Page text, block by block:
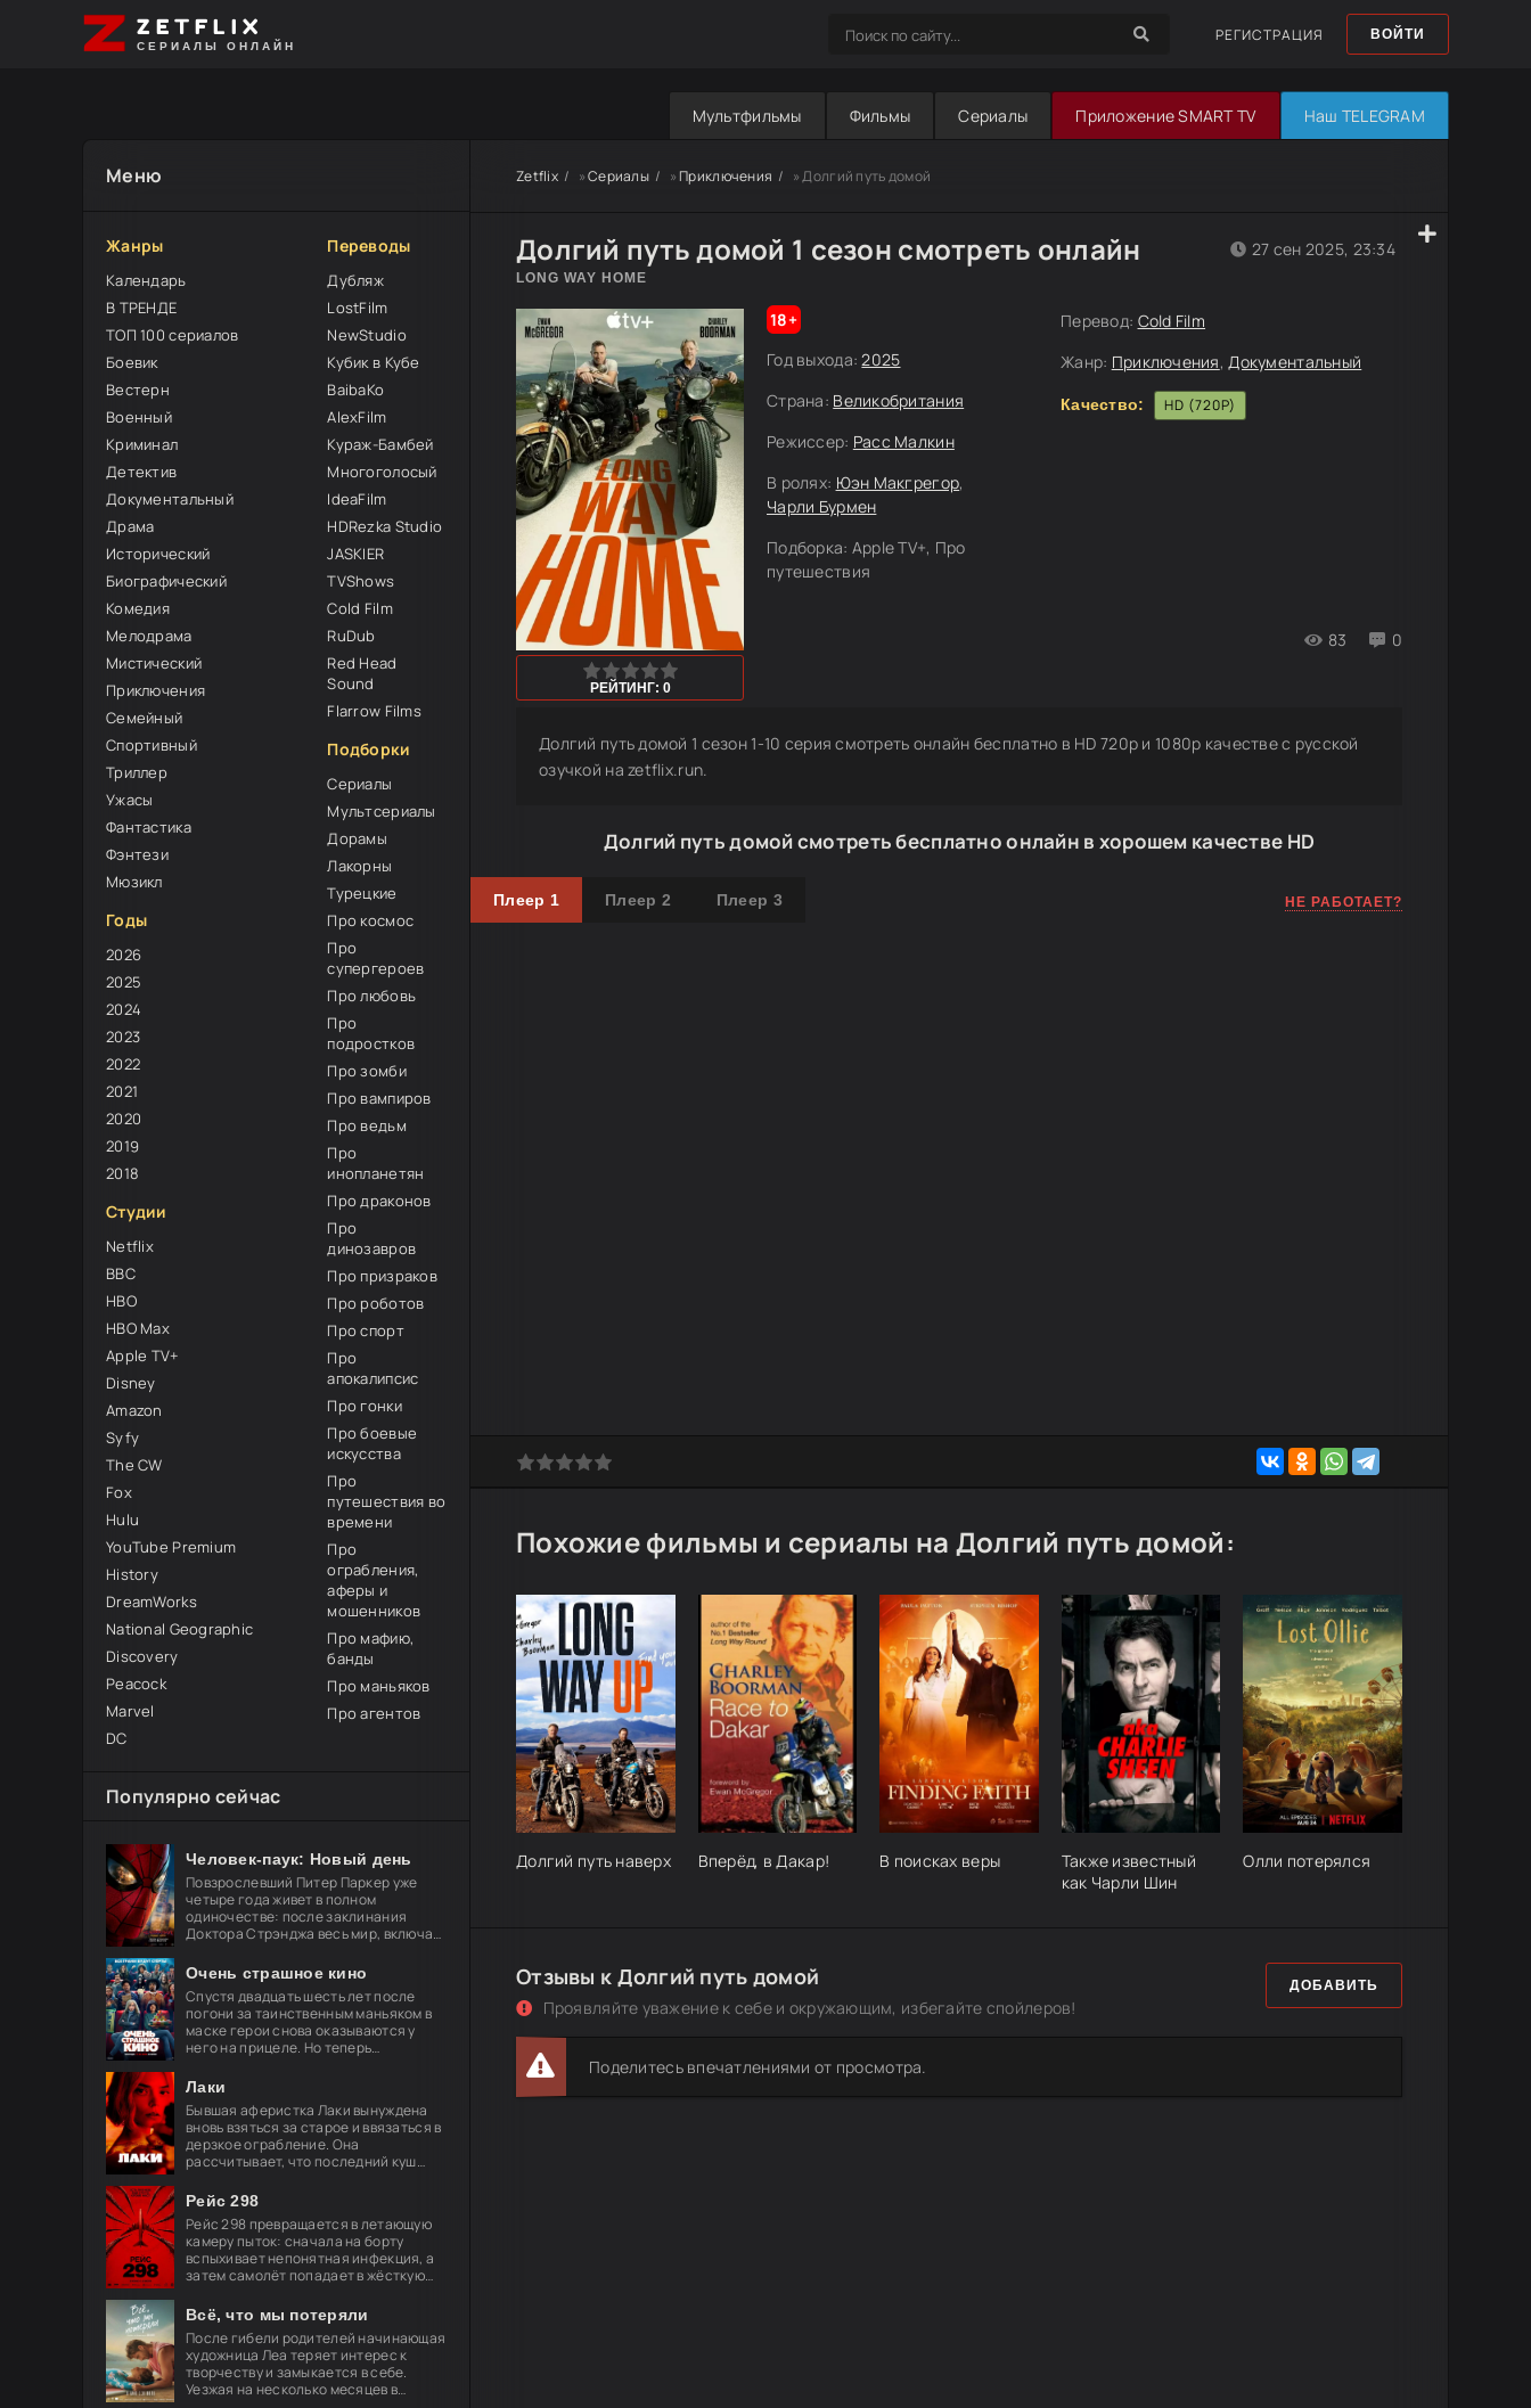
ZETFLIX
СЕРИАЛЫ ОНЛАЙН
РЕГИСТРАЦИЯ ВОЙТИ
Мультфильмы Фильмы Сериалы Приложение SMART TV Наш TELEGRAM
Меню
Жанры
Календарь
В ТРЕНДЕ
ТОП 100 сериалов
Боевик
Вестерн
Военный
Криминал
Детектив
Документальный
Драма
Исторический
Биографический
Комедия
Мелодрама
Мистический
Приключения
Семейный
Спортивный
Триллер
Ужасы
Фантастика
Фэнтези
Мюзикл
Годы
2026
2025
2024
2023
2022
2021
2020
2019
2018
Студии
Netflix
BBC
HBO
HBO Max
Apple TV+
Disney
Amazon
Syfy
The CW
Fox
Hulu
YouTube Premium
History
DreamWorks
National Geographic
Discovery
Peacock
Marvel
DC
Переводы
Дубляж
LostFilm
NewStudio
Кубик в Кубе
BaibaKo
AlexFilm
Кураж-Бамбей
Многоголосый
IdeaFilm
HDRezka Studio
JASKIER
TVShows
Cold Film
RuDub
Red Head
Sound
Flarrow Films
Подборки
Сериалы
Мультсериалы
Дорамы
Лакорны
Турецкие
Про космос
Про
супергероев
Про любовь
Про
подростков
Про зомби
Про вампиров
Про ведьм
Про
инопланетян
Про драконов
Про
динозавров
Про призраков
Про роботов
Про спорт
Про
апокалипсис
Про гонки
Про боевые
искусства
Про
путешествия во
времени
Про
ограбления,
аферы и
мошенников
Про мафию,
банды
Про маньяков
Про агентов
Популярно сейчас
Человек-паук: Новый день
Повзрослевший Питер Паркер уже
четыре года живет в полном
одиночестве: после заклинания
Доктора Стрэнджа весь мир, включая
Он целиком посвящает себя защите
Очень страшное кино
Спустя двадцать шесть лет после
погони за таинственным маньяком в
маске герои снова оказываются у
него на прицеле. Но теперь
работают, и вырваться из нового
кошмара
Лаки
Бывшая аферистка Лаки вынуждена
вновь взяться за старое и ввязаться в
дерзкое ограбление. Она
рассчитывает, что последний куш
навсегда порвать с преступным
миром, но план
Рейс 298
Рейс 298 превращается в летающую
камеру пыток: сначала на борту
вспыхивает непонятная инфекция, а
затем самолёт попадает в жёсткую
странные огни — и это только
Всё, что мы потеряли
После гибели родителей начинающая
художница Леа теряет интерес к
творчеству и замыкается в себе.
Уезжая на несколько месяцев в
Zetflix »Сериалы »Приключения » Долгий путь домой
Долгий путь домой 1 сезон смотреть онлайн
LONG WAY HOME
4
5
РЕЙТИНГ: 0
18+
Год выхода: 2025
Страна: Великобритания
Режиссер: Расс Малкин
В ролях: Юэн Макгрегор,
Чарли Бурмен
Подборка: Apple TV+, Про
путешествия
83 0
27 сен 2025, 23:34
Перевод: Cold Film
Жанр: Приключения,Документальный
Качество: HD (720P)
Долгий путь домой 1 сезон 1-10 серия смотреть онлайн бесплатно в HD 720p и 1080p качестве с русской
озучкой на zetflix.run.
Долгий путь домой смотреть бесплатно онлайн в хорошем качестве HD
Плеер 1 Плеер 2 Плеер 3 НЕ РАБОТАЕТ?
Похожие фильмы и сериалы на Долгий путь домой:
Долгий путь наверх Вперёд, в Дакар! В поисках веры
Также известный
как Чарли Шин
Олли потерялся
Отзывы к Долгий путь домой
Проявляйте уважение к себе и окружающим, избегайте спойлеров!
ДОБАВИТЬ
Поделитесь впечатлениями от просмотра.